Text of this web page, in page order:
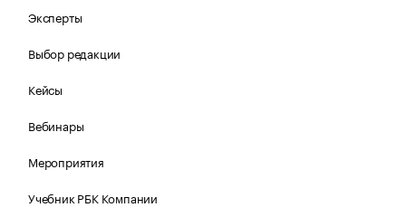
Эксперты
Выбор редакции
Кейсы
Вебинары
Мероприятия
Учебник РБК Компании